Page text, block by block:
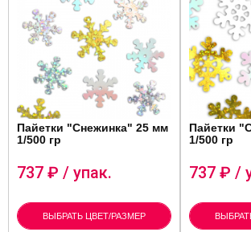
Пайетки "Снежинка" 25 мм
1/500 гр
737 ₽ / упак.
ВЫБРАТЬ ЦВЕТ/РАЗМЕР
Пайетки
1/500 гр
737 ₽ /